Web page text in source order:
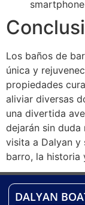
Los baños de
única y
propiedades
aliviar diversas
una divertida
dejarán sin
visita a Dalyan y
barro, la historia
DALYAN